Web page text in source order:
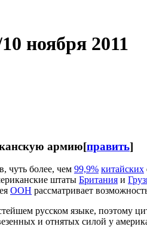
ноября 2011
армию[править]
чуть более, чем 99,9% китайских
штаты Британия и
ООН рассматривает
русском языке, поэтому
и отнятых силой у